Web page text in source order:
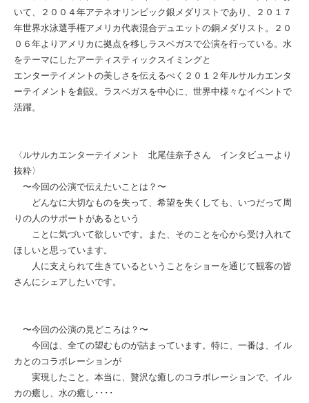
いて、２００４年アテネオリンピック銀メダリストであり、２０１７
年世界水泳選手権アメリカ代表混合デュエットの銅メダリスト。２０
０６年よりアメリカに拠点を移しラスベガスで公演を行っている。水
をテーマにしたアーティスティックスイミングと
エンターテイメントの美しさを伝えるべく２０１２年ルサルカエンタ
ーテイメントを創設。ラスベガスを中心に、世界中様々なイベントで
活躍。
〈ルサルカエンターテイメント 北尾佳奈子さん インタビューより
抜粋〉
〜今回の公演で伝えたいことは？〜
どんなに大切なものを失って、希望を失くしても、いつだって周
りの人のサポートがあるという
ことに気づいて欲しいです。また、そのことを心から受け入れて
ほしいと思っています。
人に支えられて生きているということをショーを通じて観客の皆
さんにシェアしたいです。
〜今回の公演の見どころは？〜
今回は、全ての望むものが詰まっています。特に、一番は、イル
カとのコラボレーションが
実現したこと。本当に、贅沢な癒しのコラボレーションで、イル
カの癒し、水の癒し････